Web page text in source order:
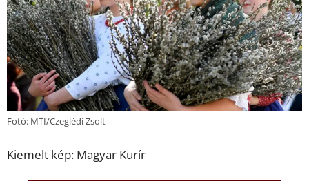
Fotó: MTI/Czeglédi Zsolt
Kiemelt kép: Magyar Kurír